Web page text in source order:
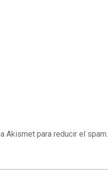
Akismet para reducir el spam.